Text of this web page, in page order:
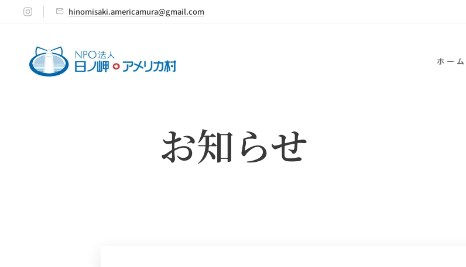
hinomisaki.americamura@gmail.com
ホーム
お知らせ